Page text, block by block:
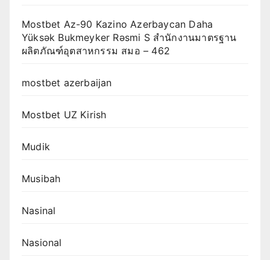
Mostbet Az-90 Kazino Azerbaycan Daha
Yüksək Bukmeyker Rəsmi S สำนักงานมาตรฐาน
ผลิตภัณฑ์อุตสาหกรรม สมอ – 462
mostbet azerbaijan
Mostbet UZ Kirish
Mudik
Musibah
Nasinal
Nasional